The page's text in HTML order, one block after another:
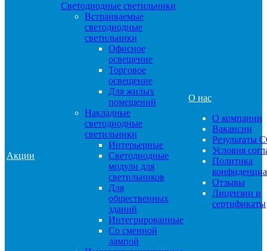
Акции
Светодиодные светильники
Встраиваемые
светодиодные
светильники
Офисное
освещение
Торговое
освещение
Для жилых
помещений
Накладные
светодиодные
светильники
Интерьерные
Светодиодные
модули для
светильников
Для
общественных
зданий
Интегрированные
Со сменной
лампой
О нас
О компании
Вакансии
Результаты
Условия
Политика
Отзывы
Лицензии и
сертификаты